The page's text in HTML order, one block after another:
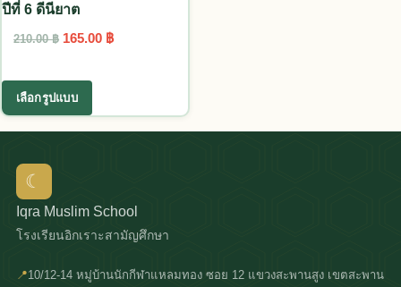
ปีที่ 6 ดีนียาต
210.00฿ Original price was: 210.00 ฿.
165.00 ฿Current price is: 165.00 ฿.
เลือกรูปแบบ
This product has multiple variants. The options
☾
Iqra Muslim School
โรงเรียนอิกเราะสามัญศึกษา
📍10/12-14 หมู่บ้านนักกีฬาแหลมทอง ซอย 12 แขวงสะพานสูง เขตสะพาน